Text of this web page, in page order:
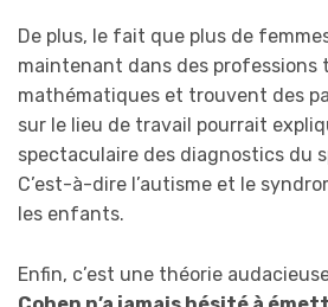
De plus, le fait que plus de
maintenant dans des professions
mathématiques et trouvent des
sur le lieu de travail pourrait
spectaculaire des diagnostics du
C’est-à-dire l’autisme et le
les enfants.
Enfin, c’est une théorie